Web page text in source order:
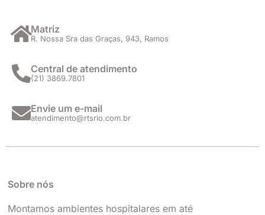
g
a
o
k
d
Matriz
R. Nossa Sra das Graças, 943, Ramos
Central de atendimento
(21) 3869.7801
Envie um e-mail
atendimento@rtsrio.com.br
Sobre nós
Montamos ambientes hospitalares em até